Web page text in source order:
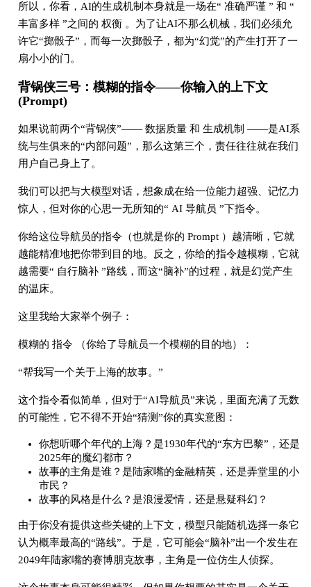
所以，你看，AI的生成机制本身就是一场在“ 准确严谨 ” 和 “
丰富多样 ”之间的 权衡 。为了让AI不那么机械，我们必须允
许它“掷骰子”，而每一次掷骰子，都为“幻觉”的产生打开了一
扇小小的门。
背锅侠三号：模糊的指令——你输入的上下文
(Prompt)
如果说前两个“背锅侠”—— 数据质量 和 生成机制 ——是AI系
统与生俱来的“内部问题”，那么这第三个，责任往往就在我们
用户自己身上了。
我们可以把与大模型对话，想象成在给一位能力超强、记忆力
惊人，但对你的心思一无所知的“ AI 导航员 ”下指令。
你给这位导航员的指令（也就是你的 Prompt ）越清晰，它就
越能精准地把你带到目的地。反之，你给的指令越模糊，它就
越需要“ 自行脑补 ”路线，而这“脑补”的过程，就是幻觉产生
的温床。
这里我给大家举个例子：
模糊的 指令 （你给了导航员一个模糊的目的地）：
“帮我写一个关于上海的故事。”
这个指令看似简单，但对于“AI导航员”来说，里面充满了无数
的可能性，它不得不开始“猜测”你的真实意图：
你想听哪个年代的上海？是1930年代的“东方巴黎”，还是
2025年的魔幻都市？
故事的主角是谁？是陆家嘴的金融精英，还是弄堂里的小
市民？
故事的风格是什么？是浪漫爱情，还是悬疑科幻？
由于你没有提供这些关键的上下文，模型只能随机选择一条它
认为概率最高的“路线”。于是，它可能会“脑补”出一个发生在
2049年陆家嘴的赛博朋克故事，主角是一位仿生人侦探。